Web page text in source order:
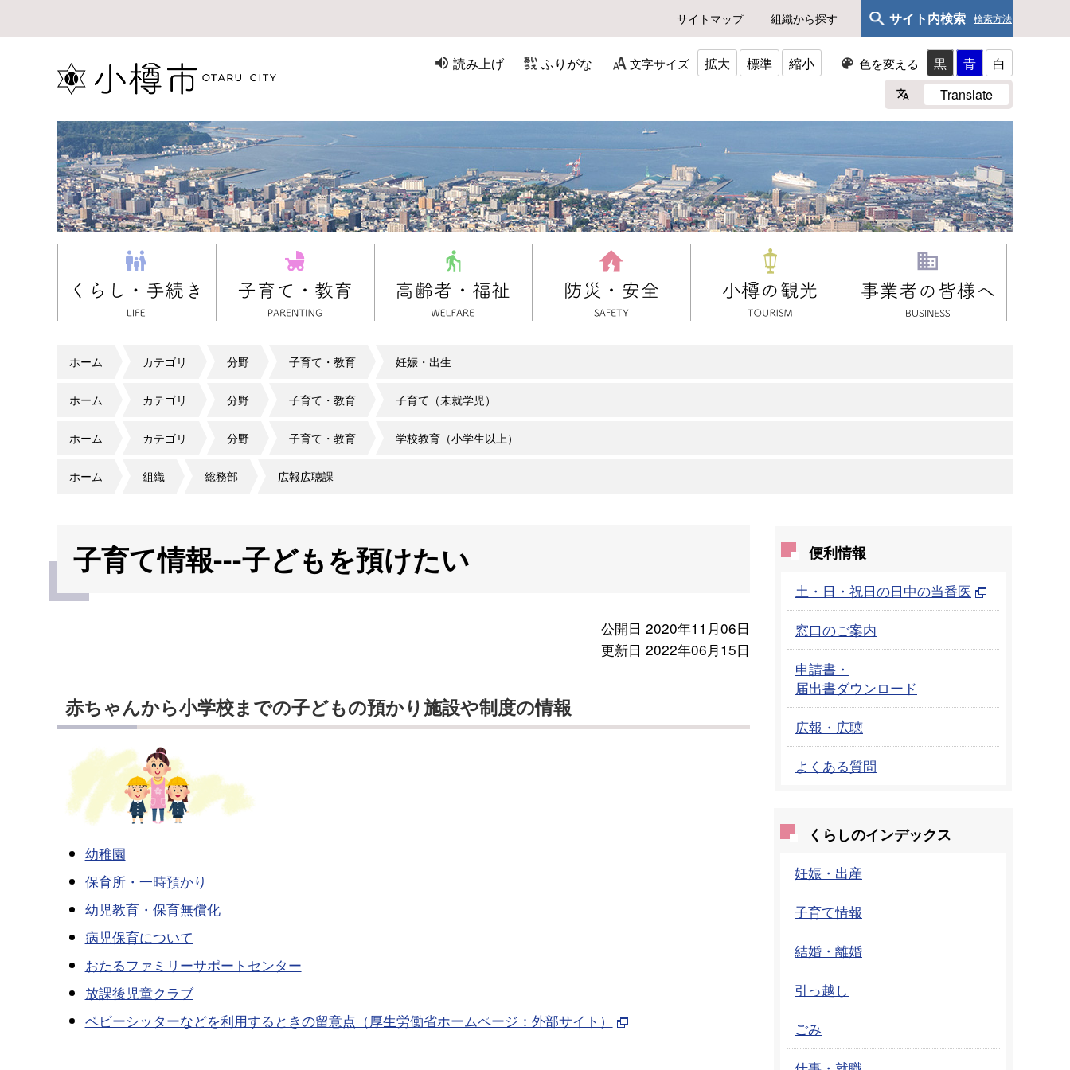
サイトマップ 組織から探す サイト内検索 検索方法
読み上げ ふりがな 文字サイズ 拡大 標準 縮小 色を変える 黒 青
白
Translate
ホーム カテゴリ 分野 子育て・教育 妊娠・出生
ホーム カテゴリ 分野 子育て・教育 子育て（未就学児）
ホーム カテゴリ 分野 子育て・教育 学校教育（小学生以上）
ホーム 組織 総務部 広報広聴課
子育て情報---子どもを預けたい
公開日 2020年11月06日
更新日 2022年06月15日
赤ちゃんから小学校までの子どもの預かり施設や制度の情報
幼稚園
保育所・一時預かり
幼児教育・保育無償化
病児保育について
おたるファミリーサポートセンター
放課後児童クラブ
ベビーシッターなどを利用するときの留意点（厚生労働省ホームページ：外部サイト）
便利情報
土・日・祝日の日中の当番医
窓口のご案内
申請書・
届出書ダウンロード
広報・広聴
よくある質問
くらしのインデックス
妊娠・出産
子育て情報
結婚・離婚
引っ越し
ごみ